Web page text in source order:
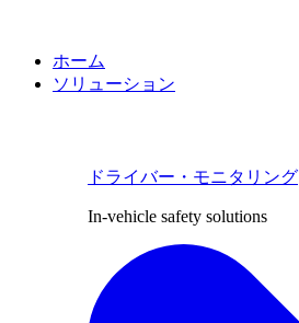
ホーム
ソリューション
ドライバー・モニタリング
In-vehicle safety solutions